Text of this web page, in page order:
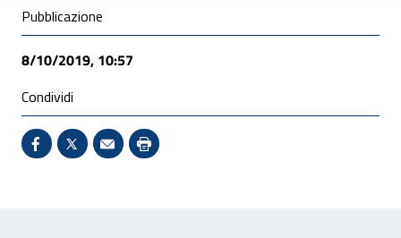
Condivisione social
Pubblicazione
8/10/2019, 10:57
Condividi
Condividi su Facebook - Sito esterno - Apertura in
X - Sito esterno - Apertura in nuova finestra
Invio Mail: apre il programma di posta
Stampa pagina: scelta meno